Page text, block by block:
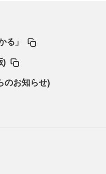
る」
)
のお知らせ)